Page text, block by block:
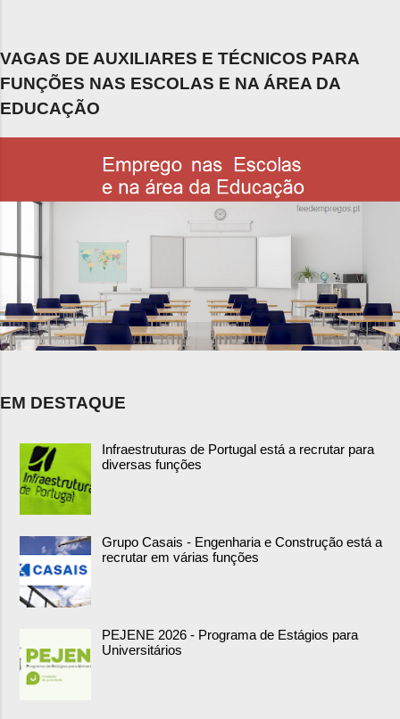
VAGAS DE AUXILIARES E TÉCNICOS PARA
FUNÇÕES NAS ESCOLAS E NA ÁREA DA
EDUCAÇÃO
EM DESTAQUE
Infraestruturas de Portugal está a recrutar para
diversas funções
Grupo Casais - Engenharia e Construção está a
recrutar em várias funções
PEJENE 2026 - Programa de Estágios para
Universitários